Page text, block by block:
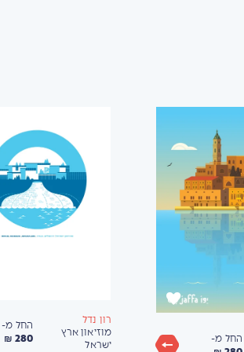
החל מ-
רון נדל
מוזיאון ארץ
ישראל
החל מ-
280 ₪